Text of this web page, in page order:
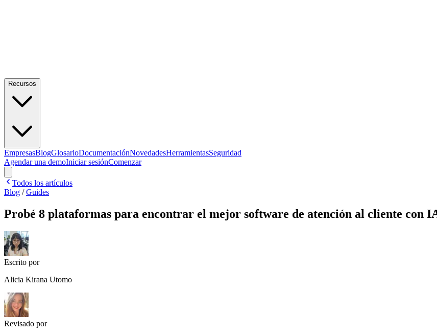
Recursos
EmpresasBlogGlosarioDocumentaciónNovedadesHerramientasSeguridad
Agendar una demoIniciar sesiónComenzar
Todos los artículos
Blog /Guides
Probé 8 plataformas para encontrar el mejor software de atención al cliente con
Escrito por
Alicia Kirana Utomo
Revisado por